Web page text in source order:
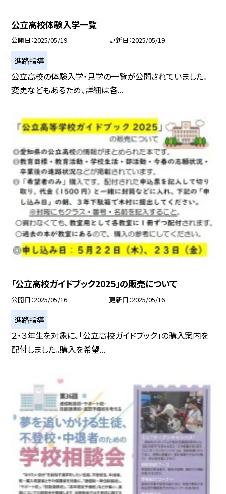
公立高校体験入学一覧
公開日 2025/05/19 更新日 2025/05/19
進路指導
公立高校の体験入学・見学の一覧が公開されていました。
変更などもあるため、詳細は各...
「公立高校ガイドブック2025」の販売について
公開日 2025/05/16 更新日 2025/05/16
進路指導
２・３年生を対象に、「公立高校ガイドブック」の購入案内を
配付しました。購入を希望...